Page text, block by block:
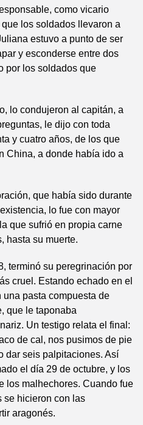
como vicario
los soldados llevaron a
estuvo a punto de ser
y esconderse entre dos
por los soldados que
lo condujeron al capitán, a
le dijo con toda
y cuatro años, de los que
China, a donde había ido a
que había sido durante
lo fue con mayor
que sufrió en propia carne
hasta su muerte.
terminó su peregrinación por
cruel. Estando echado en el
pasta compuesta de
que le taponaba
Un testigo relata el final:
de cal, nos pusimos de pie
dar seis palpitaciones. Así
el día 29 de octubre, y los
los malhechores. Cuando fue
se hicieron con las
aragonés.